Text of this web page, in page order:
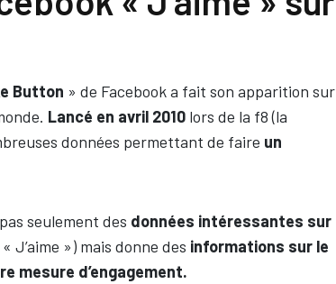
Button » de Facebook a fait son apparition sur
Lancé en avril 2010 lors de la f8 (la
données permettant de faire un
seulement des données intéressantes sur
J’aime ») mais donne des informations sur le
mesure d’engagement.